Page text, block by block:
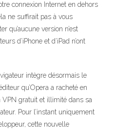
connexion Internet en dehors
ne suffirait pas à vous
qu’aucune version n’est
d’iPhone et d’iPad n’ont
intègre désormais le
qu’Opera a racheté en
VPN gratuit et illimité dans sa
Pour l’instant uniquement
cette nouvelle